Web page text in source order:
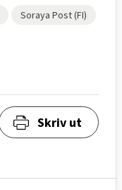
Soraya Post (FI)
Skriv ut